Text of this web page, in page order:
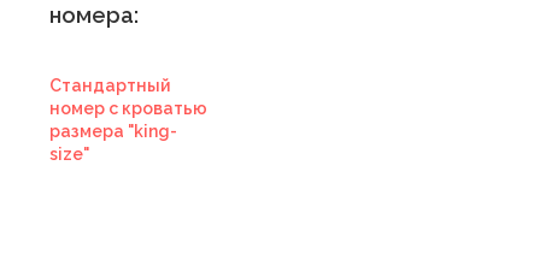
номера:
Стандартный
номер с кроватью
размера "king-
size"